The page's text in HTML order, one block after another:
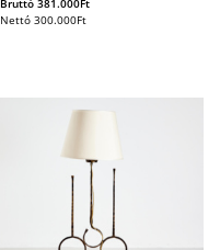
Nettó300.000Ft